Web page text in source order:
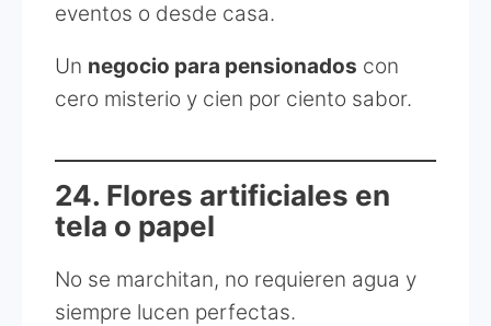
eventos o desde casa.
Un negocio para pensionados con
cero misterio y cien por ciento sabor.
24. Flores artificiales en
tela o papel
No se marchitan, no requieren agua y
siempre lucen perfectas.